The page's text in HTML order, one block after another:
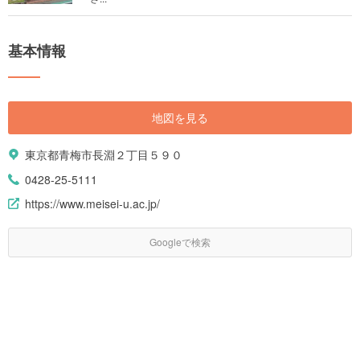
基本情報
地図を見る
東京都青梅市長淵２丁目５９０
0428-25-5111
https://www.meisei-u.ac.jp/
Googleで検索